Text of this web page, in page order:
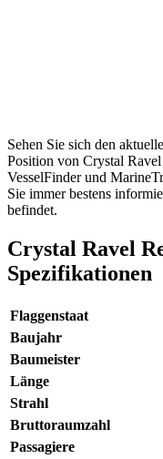
Sehen Sie sich den
Position von Crystal
VesselFinder und
Sie immer bestens
befindet.
Crystal Ravel
Spezifikationen
Flaggenstaat
Baujahr
Baumeister
Länge
Strahl
Bruttoraumzahl
Passagiere